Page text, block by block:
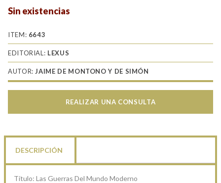
Sin existencias
ITEM: 6643
EDITORIAL: LEXUS
AUTOR:JAIME DE MONTONO Y DE SIMÓN
REALIZAR UNA CONSULTA
DESCRIPCIÓN
Título: Las Guerras Del Mundo Moderno